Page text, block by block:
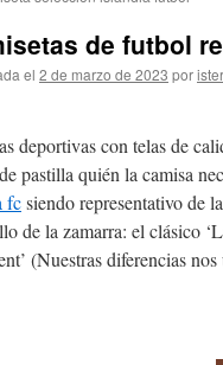
de futbol
el 2 de marzo de 2023 por
deportivas con telas de
pastilla quién la camisa
fcsiendo representativo de
de la zamarra: el clásico
(Nuestras diferencias